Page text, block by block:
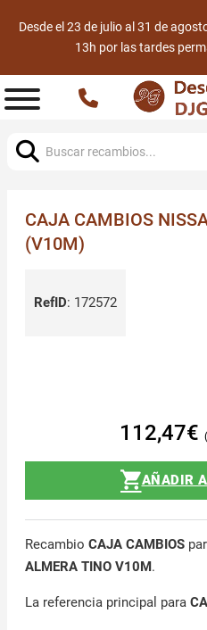
Desde el 23 de julio al 31 de
13h por las tardes
CAJA CAMBIOS
(V10M)
RefID: 172572
112,47€
AÑADIR
Recambio CAJA CAMBIOS
ALMERA TINO V10M.
La referencia principal para